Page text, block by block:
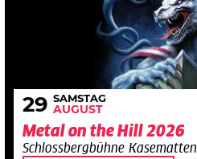
29 SAMSTAG
AUGUST
Metal on the Hill 2026
Schlossbergbühne Kasematten